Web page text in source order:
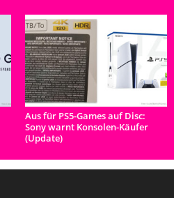
Aus für PS5-Games auf Disc:
Sony warnt Konsolen-Käufer
(Update)